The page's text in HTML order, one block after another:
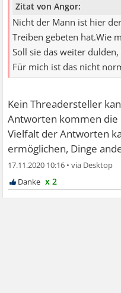
Zitat von Angor:
Nicht der Mann ist hier
Treiben gebeten hat.Wie
Soll sie das weiter
Für mich ist das nicht
Kein Threadersteller
Antworten kommen die
Vielfalt der Antworten
ermöglichen, Dinge
17.11.2020 10:16 •
x 2